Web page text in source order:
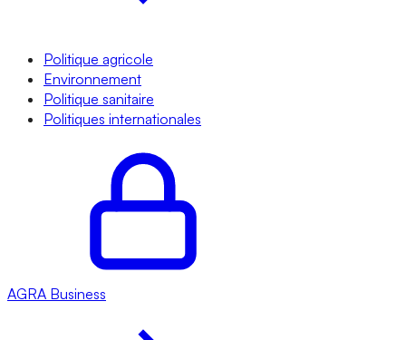
Politique agricole
Environnement
Politique sanitaire
Politiques internationales
AGRA Business